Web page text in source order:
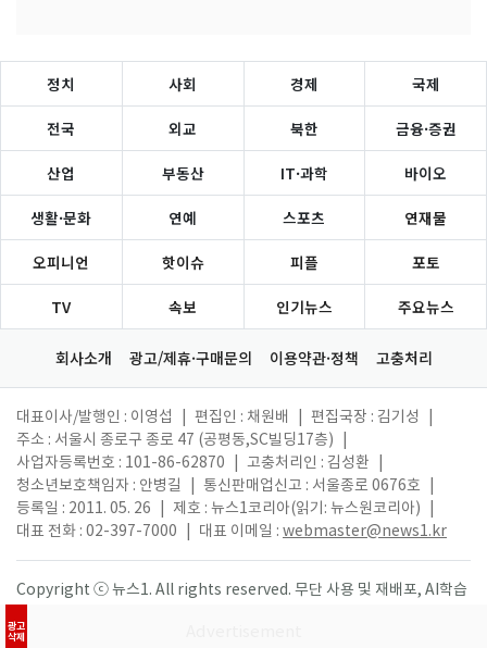
광고
삭제
정치 사회 경제 국제
전국 외교 북한 금융·증권
산업 부동산 IT·과학 바이오
생활·문화 연예 스포츠 연재물
오피니언 핫이슈 피플 포토
TV 속보 인기뉴스 주요뉴스
회사소개 광고/제휴·구매문의 이용약관·정책 고충처리
대표이사/발행인 : 이영섭 편집인 : 채원배 편집국장 : 김기성
주소 : 서울시 종로구 종로 47 (공평동,SC빌딩17층)
사업자등록번호 : 101-86-62870
고충처리인 : 김성환
청소년보호책임자 : 안병길
통신판매업신고 : 서울종로 0676호
등록일 : 2011. 05. 26
제호 : 뉴스1코리아(읽기: 뉴스원코리아)
대표 전화 : 02-397-7000
대표 이메일 : webmaster@news1.kr
Copyright ⓒ 뉴스1. All rights reserved. 무단 사용 및 재배포, AI학습